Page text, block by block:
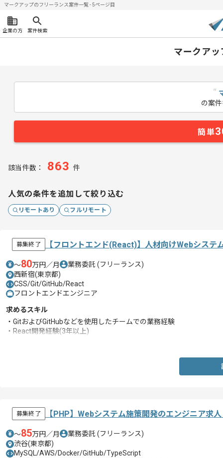
マークアップのフリーランス案件一覧 - 5ページ目
企業の方 案件検索
マークア
“
の案
簡単
該当件数： 863 件
人気の条件を追加して絞り込む
リモートあり フルリモート
募集終了 【フロントエンド(React)】人材向けWebシステ
〜80万円／月 業務委託 (フリーランス)
西新宿(東京都)
CSS/Git/GitHub/React
フロントエンドエンジニア
求めるスキル
・GitおよびGitHubなどを使用したチームでの業務経験
・React開発経験(3年以上)
募集終了 【PHP】Webシステム施策開発のエンジニア求
〜85万円／月 業務委託 (フリーランス)
渋谷(東京都)
MySQL/AWS/Docker/GitHub/TypeScript